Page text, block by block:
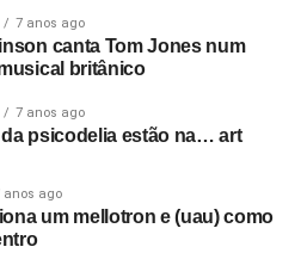
Sabe, underground no
francesa. Mas esse era
eram a resistência contra
especial no Joy Division?
demais. Eu sabia
havia motivo para pensar isso,
dez pessoas no Factory Club.
7 anos ago
canta Tom Jones num
britânico
7 anos ago
psicodelia estão na… art
anos ago
um mellotron e (uau) como